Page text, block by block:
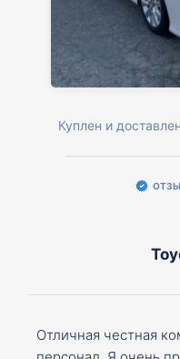
Куплен и
Отличная честная